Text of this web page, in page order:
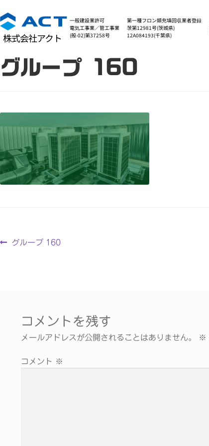
株式会社アクト
一般建設業許可
電気工事業／管工事業
(般-02)第37258号
第一種フロン類充填回収業者登録
茨第12981号(茨城県)
12A084193(千葉県)
グループ 160
グループ 160
コメントを残す
メールアドレスが公開されることはありません。 ※
コメント ※